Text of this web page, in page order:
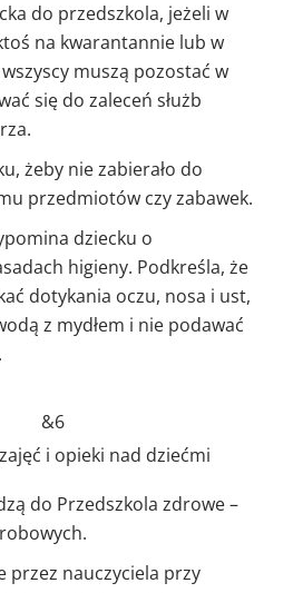
do przedszkola, jeżeli w
na kwarantannie lub w
muszą pozostać w
się do zaleceń służb
żeby nie zabierało do
przedmiotów czy zabawek.
dziecku o
higieny. Podkreśla, że
dotykania oczu, nosa i ust,
z mydłem i nie podawać
&6
i opieki nad dziećmi
do Przedszkola zdrowe –
przez nauczyciela przy